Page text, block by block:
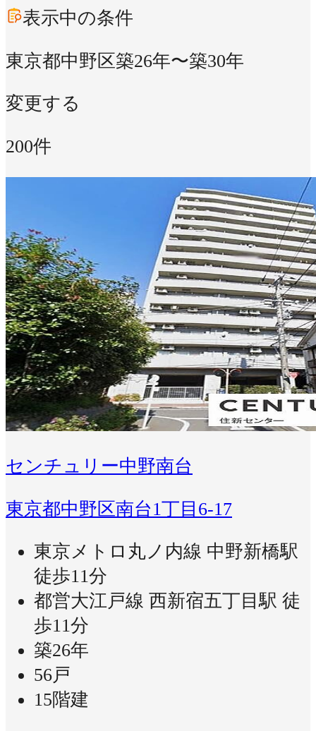
表示中の条件
東京都中野区築26年〜築30年
変更する
200件
センチュリー中野南台
東京都中野区南台1丁目6-17
東京メトロ丸ノ内線 中野新橋駅
徒歩11分
都営大江戸線 西新宿五丁目駅 徒
歩11分
築26年
56戸
15階建